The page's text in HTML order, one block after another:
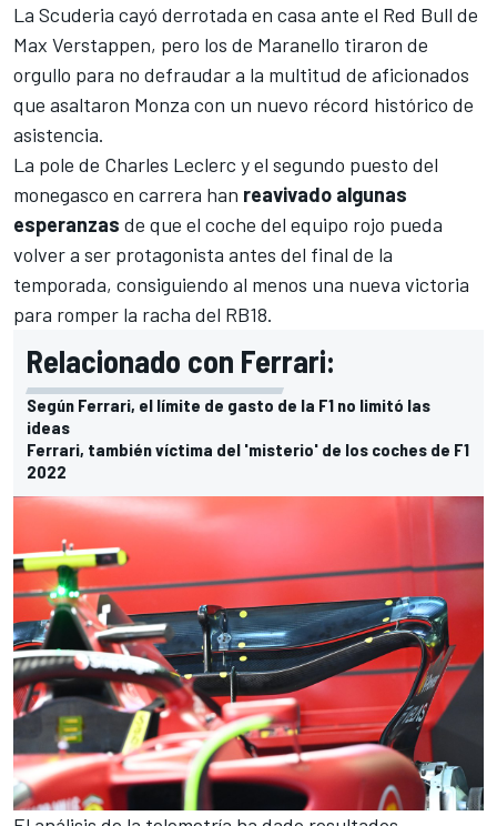
La Scuderia cayó derrotada en casa ante el Red Bull de
Max Verstappen, pero los de Maranello tiraron de
orgullo para no defraudar a la multitud de aficionados
que asaltaron Monza con un nuevo récord histórico de
asistencia.
La pole de Charles Leclerc y el segundo puesto del
monegasco en carrera han reavivado algunas
esperanzas de que el coche del equipo rojo pueda
volver a ser protagonista antes del final de la
temporada, consiguiendo al menos una nueva victoria
para romper la racha del RB18.
Relacionado con Ferrari:
Según Ferrari, el límite de gasto de la F1 no limitó las
ideas
Ferrari, también víctima del 'misterio' de los coches de F1
2022